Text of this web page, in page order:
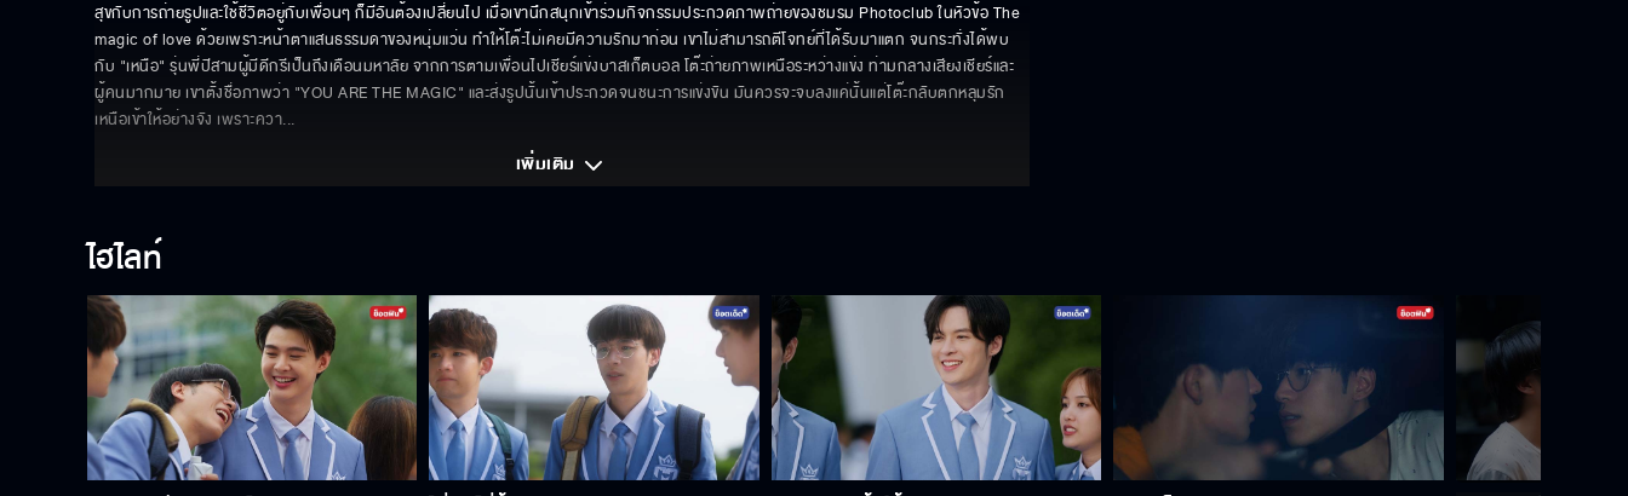
ที่โต๊ะไม่ให้พี่ไปห้อง เพราะแบบนี้ใช่มั้ย
สุขกับการถ่ายรูปและใช้ชีวิตอยู่กับเพื่อนๆ ก็มีอันต้องเปลี่ยนไป เมื่อเขานึกสนุกเข้าร่วมกิจกรรมประกวดภาพถ่ายของชมรม Photoclub ในหัวข้อ The
magic of love ด้วยเพราะหน้าตาแสนธรรมดาของหนุ่มแว่น ทำให้โต๊ะไม่เคยมีความรักมาก่อน เขาไม่สามารถตีโจทย์ที่ได้รับมาแตก จนกระทั่งได้พบ
กับ "เหนือ" รุ่นพี่ปีสามผู้มีดีกรีเป็นถึงเดือนมหาลัย จากการตามเพื่อนไปเชียร์แข่งบาสเก็ตบอล โต๊ะถ่ายภาพเหนือระหว่างแข่ง ท่ามกลางเสียงเชียร์และ
ผู้คนมากมาย เขาตั้งชื่อภาพว่า "YOU ARE THE MAGIC" และส่งรูปนั้นเข้าประกวดจนชนะการแข่งขัน มันควรจะจบลงแค่นั้นแต่โต๊ะกลับตกหลุมรัก
เหนือเข้าให้อย่างจัง เพราะควา...
เพิ่มเติม
ไฮไลท์